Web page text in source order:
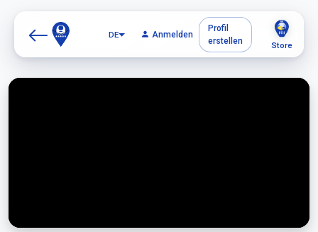
DE Anmelden
Profil
erstellen
Store